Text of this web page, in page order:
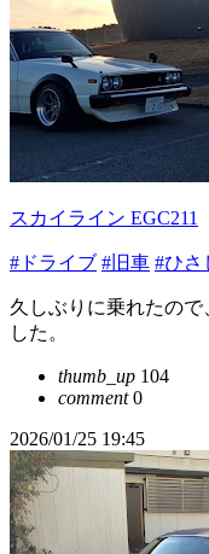
スカイライン EGC211
#ドライブ #旧車 #ひさ
久しぶりに乗れたの
した。
thumb_up 104
comment0
2026/01/25 19:45